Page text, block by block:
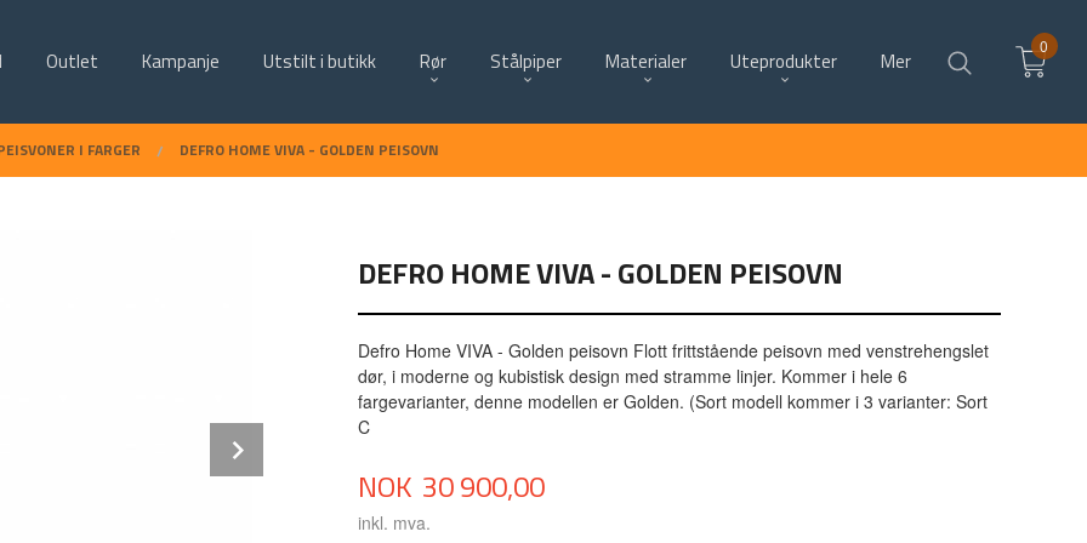
Outlet Kampanje Utstilt i butikk Rør Stålpiper Materialer Uteprodukter Mer
0
I FARGER DEFRO HOME VIVA - GOLDEN PEISOVN
DEFRO HOME VIVA - GOLDEN PEISOVN
Defro Home VIVA - Golden peisovn Flott frittstående peisovn med venstrehengslet
dør, i moderne og kubistisk design med stramme linjer. Kommer i hele 6
fargevarianter, denne modellen er Golden. (Sort modell kommer i 3 varianter: Sort
C
Pris
NOK 30 900,00
inkl. mva.